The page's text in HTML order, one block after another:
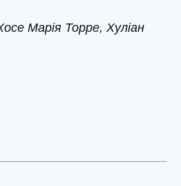
Марія Торре, Хуліан